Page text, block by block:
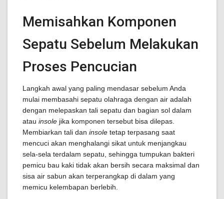
Memisahkan Komponen
Sepatu Sebelum Melakukan
Proses Pencucian
Langkah awal yang paling mendasar sebelum Anda
mulai membasahi sepatu olahraga dengan air adalah
dengan melepaskan tali sepatu dan bagian sol dalam
atau insole jika komponen tersebut bisa dilepas.
Membiarkan tali dan insole tetap terpasang saat
mencuci akan menghalangi sikat untuk menjangkau
sela-sela terdalam sepatu, sehingga tumpukan bakteri
pemicu bau kaki tidak akan bersih secara maksimal dan
sisa air sabun akan terperangkap di dalam yang
memicu kelembapan berlebih.